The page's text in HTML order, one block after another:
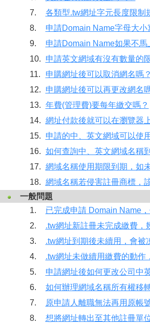
7.
各類型.tw網址字元長度限制
8.
申請Domain Name字母大小
9.
申請Domain Name如果不
10.
申請英文網域有沒有數量的
11.
申購網址後可以取消網名嗎？
12.
申購網址後可以再更改網名
13. 年費(管理費)要每年繳交嗎？
14. 網址付款後就可以在瀏覽器
15.
申請的中、英文網域可以使
16. 如何查詢中、英文網域名稱
17. 網域名稱使用期限到期，如
18. 網域名稱若侵害註冊商標，
一般問題
1.
已完成申請 Domain Name
2.
.tw網址新註冊未完成繳費，
3.
.tw網址到期後未續用，會被
4.
.tw網址未做續用繳費的動作
5.
申請網址後如何更改公司中
6.
如何辦理網域名稱所有權移
7.
原申請人離職無法再用原帳
8.
想將網址轉出至其他註冊單